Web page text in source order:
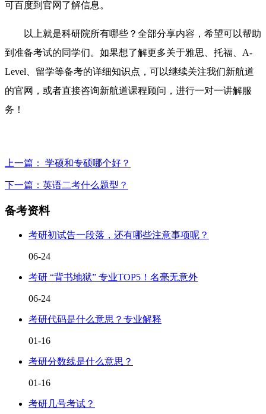
可百度到官网了解信息。
以上就是科研院所有哪些？全部分享内容，希望可以帮助
到准备考试的同学们。如果想了解更多关于雅思、托福、A-
Level、留学等备考的详细知识点，可以继续关注我们新航道
的官网，或者直接咨询新航道课程顾问，进行一对一讲解服
务！
上一篇： 学硕和专硕哪个好？
下一篇：英语二考什么题型？
备考资料
考研初试告一段落，还有哪些注意事项呢？
06-24
考研 “背书地狱” 专业TOP5！名毫无意外
06-24
考研代码是什么意思？专业解释
01-16
考研分数线是什么意思？
01-16
考研几号考试？